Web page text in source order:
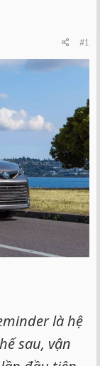
#1
là hệ
sau, vận